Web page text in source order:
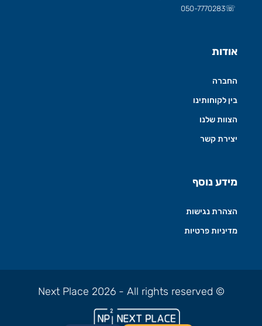
☏
050-7770283
אודות
החברה
בין לקוחותינו
הצוות שלנו
יצירת קשר
מידע נוסף
הצהרת נגישות
מדיניות פרטיות
© Next Place 2026 - All rights reserved